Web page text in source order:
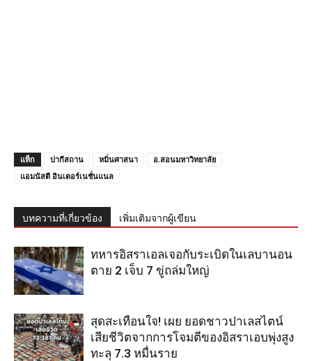
แท็ก ปากีสถาน หมิ่นศาสนา
อ.สอนมหาวิทยาลัย
แอมนัสตี อินเตอร์เนชั่นแนล
บทความที่เกี่ยวข้อง เพิ่มเติมจากผู้เขียน
ทหารอิสราเอลเจอกับระเบิดในเลบานอน
ตาย 2 เจ็บ 7 ขู่ถล่มใหญ่
สุดสะเทือนใจ! เผย ยอดชาวปาเลสไตน์
เสียชีวิตจากการโจมตีของอิสราเอบพุ่งสูง
ทะลุ 7.3 หมื่นราย